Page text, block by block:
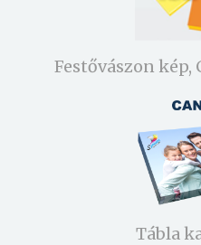
Festővászon
Tábla